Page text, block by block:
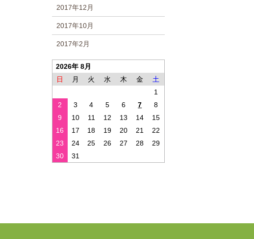
2017年12月
2017年10月
2017年2月
2026年 8月
日
月 火 水 木 金
土
1
2
3 4 5 6 7
8
9
10 11 12 13 14
15
16
17 18 19 20 21
22
23
24 25 26 27 28
29
30
31